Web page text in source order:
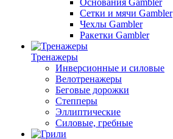
Основания Gambler
Сетки и мячи Gambler
Чехлы Gambler
Ракетки Gambler
Тренажеры
Инверсионные и силовые
Велотренажеры
Беговые дорожки
Степперы
Эллиптические
Силовые, гребные